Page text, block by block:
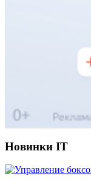
Новинки IT